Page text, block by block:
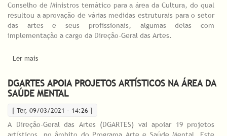
Conselho de Ministros temático para a área da Cultura, do qual
resultou a aprovação de várias medidas estruturais para o setor
das artes e seus profissionais, algumas delas com
implementação a cargo da Direção-Geral das Artes.
Ler mais
DGARTES APOIA PROJETOS ARTÍSTICOS NA ÁREA DA
SAÚDE MENTAL
[ Ter, 09/03/2021 - 14:26 ]
A Direção-Geral das Artes (DGARTES) vai apoiar 19 projetos